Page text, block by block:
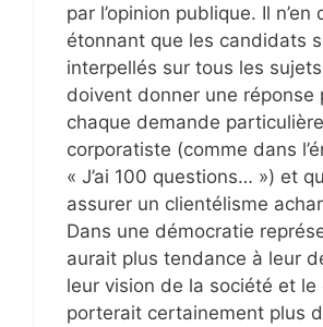
par l’opinion publique. Il n’en
étonnant que les candidats
interpellés sur tous les
doivent donner une réponse
chaque demande
corporatiste (comme dans
« J’ai 100 questions… ») et
assurer un clientélisme
Dans une démocratie
aurait plus tendance à leur
leur vision de la société et le
porterait certainement plus